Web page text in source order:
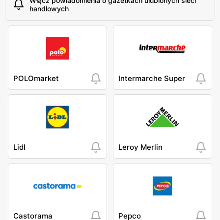
handlowych
POLOmarket Intermarche Super
Lidl Leroy Merlin
Castorama Pepco